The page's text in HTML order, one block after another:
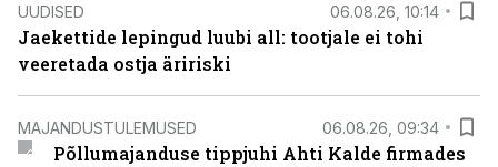
UUDISED 06.08.26, 10:14
Jaekettide lepingud luubi all: tootjale ei tohi
veeretada ostja äririski
MAJANDUSTULEMUSED 06.08.26, 09:34
Põllumajanduse tippjuhi Ahti Kalde firmades